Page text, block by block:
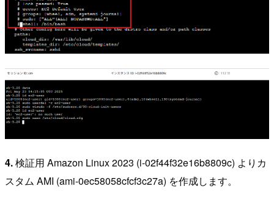
4.検証用 Amazon Linux 2023 (i-02f44f32e16b8809c) よりカ
スタム AMI (ami-0ec58058cfcf3c27a) を作成します。